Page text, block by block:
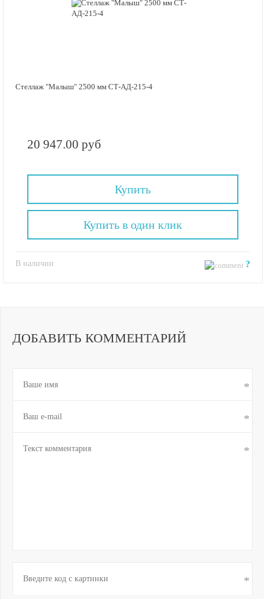
Стеллаж "Малыш" 2500 мм СТ-АД-215-4
20 947.00 руб
Купить
В наличии ?
Купить в один клик
ДОБАВИТЬ КОММЕНТАРИЙ